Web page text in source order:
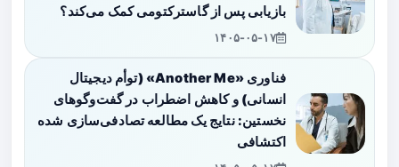
بازیابی پس از گاسترکتومی کمک می‌کند؟
۱۴۰۵-۰۵-۱۷
فناوری «Another Me» (توأم دیجیتال
انسانی) و کاهش اضطراب در گفت‌وگوهای
نخستین: نتایج یک مطالعه تصادفی‌سازی شده
اکتشافی